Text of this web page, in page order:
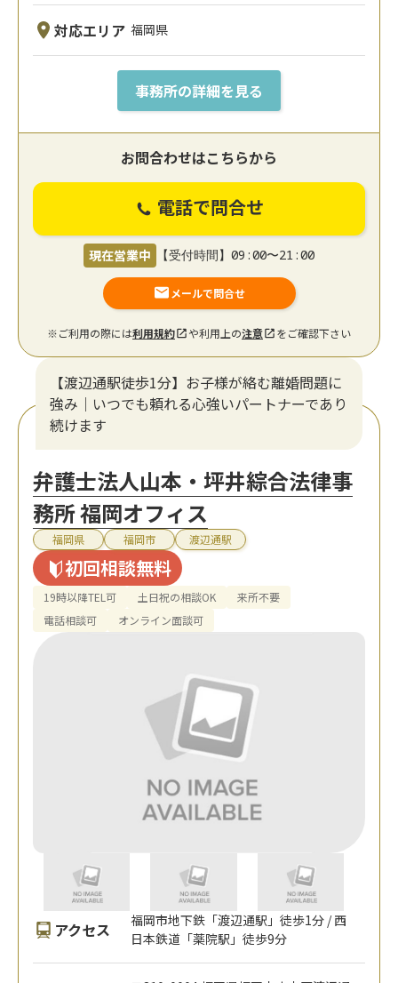
対応エリア 福岡県
事務所の詳細を見る
お問合わせはこちらから
電話で問合せ
現在営業中 【受付時間】09:00〜21:00
メールで問合せ
※ご利用の際には利用規約 や利用上の注意 をご確認下さい
【渡辺通駅徒歩1分】お子様が絡む離婚問題に
強み｜いつでも頼れる心強いパートナーであり
続けます
弁護士法人山本・坪井綜合法律事
務所 福岡オフィス
福岡県 福岡市 渡辺通駅
初回相談無料
19時以降TEL可 土日祝の相談OK
来所不要
電話相談可
オンライン面談可
アクセス
福岡市地下鉄「渡辺通駅」徒歩1分 / 西
日本鉄道「薬院駅」徒歩9分